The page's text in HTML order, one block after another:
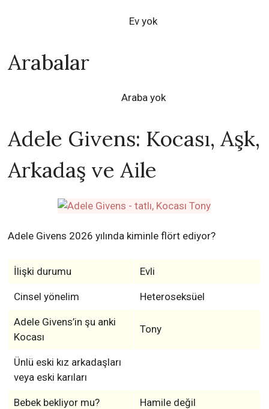
Ev yok
Arabalar
Araba yok
Adele Givens: Kocası, Aşk,
Arkadaş ve Aile
Adele Givens 2026 yılında kiminle flört ediyor?
İlişki durumu Evli
Cinsel yönelim Heteroseksüel
Adele Givens’in şu anki
Kocası
Tony
Ünlü eski kız arkadaşları
veya eski karıları
Bebek bekliyor mu? Hamile değil